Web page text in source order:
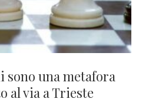
sono una metafora
al via a Trieste